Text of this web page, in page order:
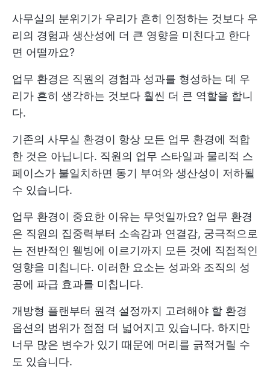
사무실의 분위기가 우리가 흔히 인정하는 것보다 우
리의 경험과 생산성에 더 큰 영향을 미친다고 한다
면 어떨까요?
업무 환경은 직원의 경험과 성과를 형성하는 데 우
리가 흔히 생각하는 것보다 훨씬 더 큰 역할을 합니
다.
기존의 사무실 환경이 항상 모든 업무 환경에 적합
한 것은 아닙니다. 직원의 업무 스타일과 물리적 스
페이스가 불일치하면 동기 부여와 생산성이 저하될
수 있습니다.
업무 환경이 중요한 이유는 무엇일까요? 업무 환경
은 직원의 집중력부터 소속감과 연결감, 궁극적으로
는 전반적인 웰빙에 이르기까지 모든 것에 직접적인
영향을 미칩니다. 이러한 요소는 성과와 조직의 성
공에 파급 효과를 미칩니다.
개방형 플랜부터 원격 설정까지 고려해야 할 환경
옵션의 범위가 점점 더 넓어지고 있습니다. 하지만
너무 많은 변수가 있기 때문에 머리를 긁적거릴 수
도 있습니다.